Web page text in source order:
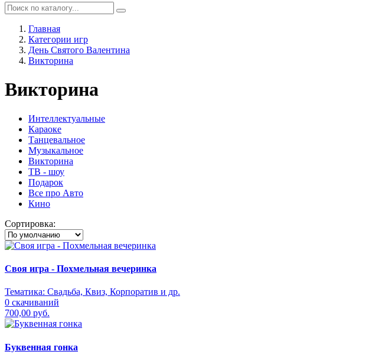
Главная
Категории игр
День Святого Валентина
Викторина
Викторина
Интеллектуальные
Караоке
Танцевальное
Музыкальное
Викторина
ТВ - шоу
Подарок
Все про Авто
Кино
Сортировка:
Своя игра - Похмельная вечеринка
Тематика: Свадьба, Квиз, Корпоратив и др.
0 скачиваний
700,00 руб.
Буквенная гонка